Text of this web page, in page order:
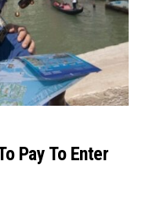
Pay To Enter